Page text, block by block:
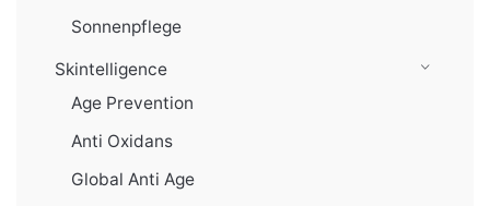
Sonnenpflege
Skintelligence
Age Prevention
Anti Oxidans
Global Anti Age